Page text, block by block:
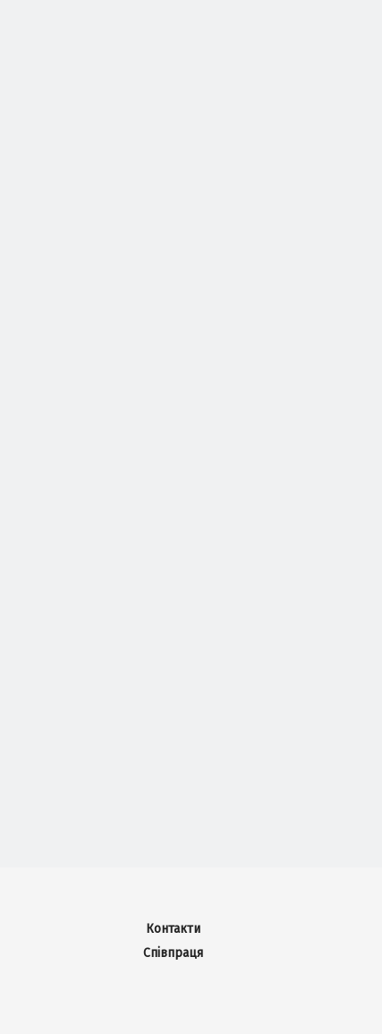
Контакти
Співпраця